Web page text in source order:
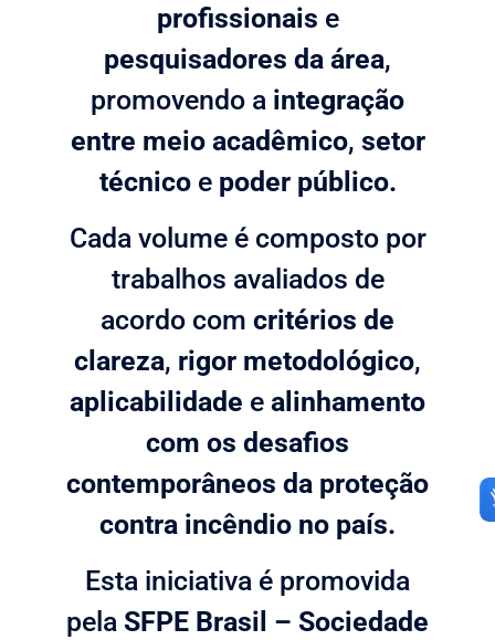
profissionais e
pesquisadores da área,
promovendo a integração
entre meio acadêmico, setor
técnicoe poder público.
Cada volume é composto por
trabalhos avaliados de
acordo com critérios de
clareza, rigor metodológico,
aplicabilidade e alinhamento
com os desafios
contemporâneos da proteção
contra incêndio no país.
Esta iniciativa é promovida
pela SFPE Brasil – Sociedade